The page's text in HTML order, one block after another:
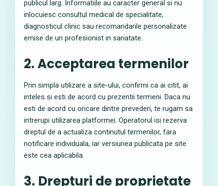
publicul larg. Informatiile au caracter general si nu
inlocuiesc consultul medical de specialitate,
diagnosticul clinic sau recomandarile personalizate
emise de un profesionist in sanatate.
2. Acceptarea termenilor
Prin simpla utilizare a site-ului, confirmi ca ai citit, ai
inteles si esti de acord cu prezentii termeni. Daca nu
esti de acord cu oricare dintre prevederi, te rugam sa
intrerupi utilizarea platformei. Operatorul isi rezerva
dreptul de a actualiza continutul termenilor, fara
notificare individuala, iar versiunea publicata pe site
este cea aplicabila.
3. Drepturi de proprietate